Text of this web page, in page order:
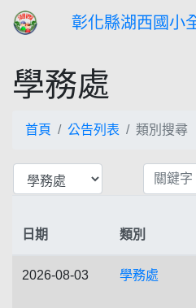
彰化縣湖西國小
學務處
首頁 公告列表 類別搜尋
日期 類別
2026-08-03 學務處